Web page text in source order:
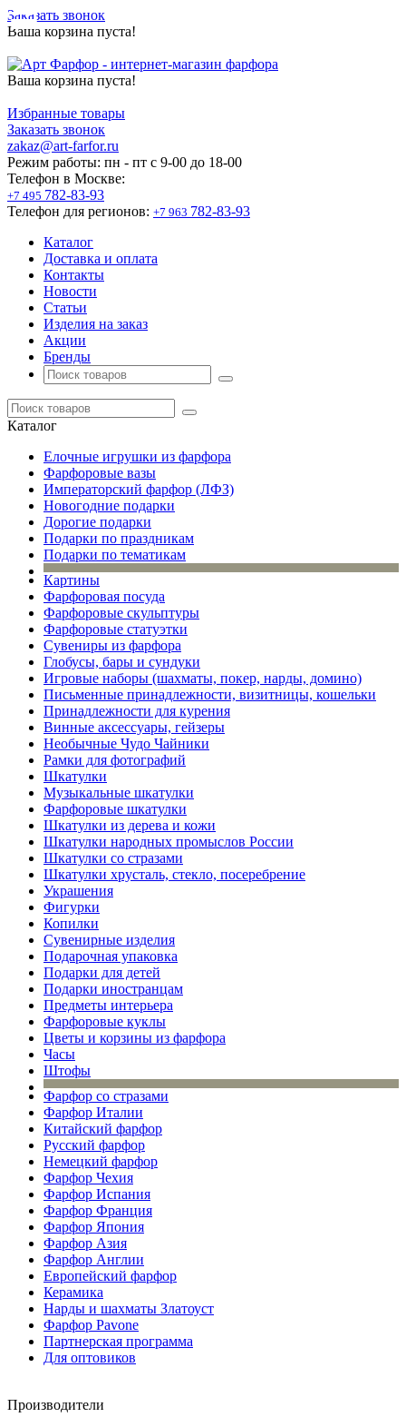
Заказать звонок
Ваша корзина пуста!
Ваша корзина пуста!
Избранные товары
Заказать звонок
zakaz@art-farfor.ru
Режим работы: пн - пт c 9-00 до 18-00
Телефон в Москве:
+7 495 782-83-93
Телефон для регионов: +7 963 782-83-93
Каталог
Доставка и оплата
Контакты
Новости
Статьи
Изделия на заказ
Акции
Бренды
Каталог
Елочные игрушки из фарфора
Фарфоровые вазы
Императорский фарфор (ЛФЗ)
Новогодние подарки
Дорогие подарки
Подарки по праздникам
Подарки по тематикам
Картины
Фарфоровая посуда
Фарфоровые скульптуры
Фарфоровые статуэтки
Сувениры из фарфора
Глобусы, бары и сундуки
Игровые наборы (шахматы, покер, нарды, домино)
Письменные принадлежности, визитницы, кошельки
Принадлежности для курения
Винные аксессуары, гейзеры
Необычные Чудо Чайники
Рамки для фотографий
Шкатулки
Музыкальные шкатулки
Фарфоровые шкатулки
Шкатулки из дерева и кожи
Шкатулки народных промыслов России
Шкатулки со стразами
Шкатулки хрусталь, стекло, посеребрение
Украшения
Фигурки
Копилки
Сувенирные изделия
Подарочная упаковка
Подарки для детей
Подарки иностранцам
Предметы интерьера
Фарфоровые куклы
Цветы и корзины из фарфора
Часы
Штофы
Фарфор со стразами
Фарфор Италии
Китайский фарфор
Русский фарфор
Немецкий фарфор
Фарфор Чехия
Фарфор Испания
Фарфор Франция
Фарфор Япония
Фарфор Азия
Фарфор Англии
Европейский фарфор
Керамика
Нарды и шахматы Златоуст
Фарфор Pavone
Партнерская программа
Для оптовиков
Производители